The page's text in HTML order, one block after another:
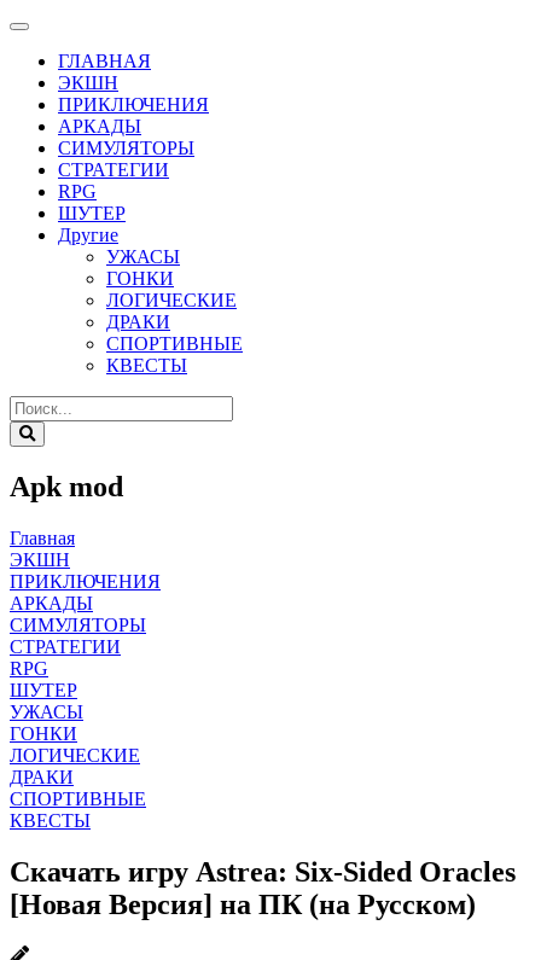
ГЛАВНАЯ
ЭКШН
ПРИКЛЮЧЕНИЯ
АРКАДЫ
СИМУЛЯТОРЫ
СТРАТЕГИИ
RPG
ШУТЕР
Другие
УЖАСЫ
ГОНКИ
ЛОГИЧЕСКИЕ
ДРАКИ
СПОРТИВНЫЕ
КВЕСТЫ
Apk mod
Главная
ЭКШН
ПРИКЛЮЧЕНИЯ
АРКАДЫ
СИМУЛЯТОРЫ
СТРАТЕГИИ
RPG
ШУТЕР
УЖАСЫ
ГОНКИ
ЛОГИЧЕСКИЕ
ДРАКИ
СПОРТИВНЫЕ
КВЕСТЫ
Скачать игру Astrea: Six-Sided Oracles
[Новая Версия] на ПК (на Русском)